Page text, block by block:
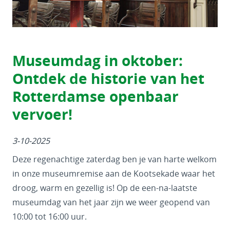
Museumdag in oktober:
Ontdek de historie van het
Rotterdamse openbaar
vervoer!
3-10-2025
Deze regenachtige zaterdag ben je van harte welkom
in onze museumremise aan de Kootsekade waar het
droog, warm en gezellig is! Op de een-na-laatste
museumdag van het jaar zijn we weer geopend van
10:00 tot 16:00 uur.